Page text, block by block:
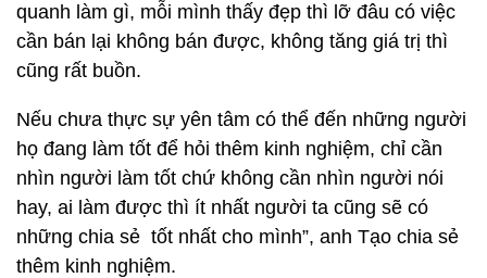
quanh làm gì, mỗi mình thấy đẹp thì lỡ đâu có việc
cần bán lại không bán được, không tăng giá trị thì
cũng rất buồn.
Nếu chưa thực sự yên tâm có thể đến những người
họ đang làm tốt để hỏi thêm kinh nghiệm, chỉ cần
nhìn người làm tốt chứ không cần nhìn người nói
hay, ai làm được thì ít nhất người ta cũng sẽ có
những chia sẻ tốt nhất cho mình”, anh Tạo chia sẻ
thêm kinh nghiệm.